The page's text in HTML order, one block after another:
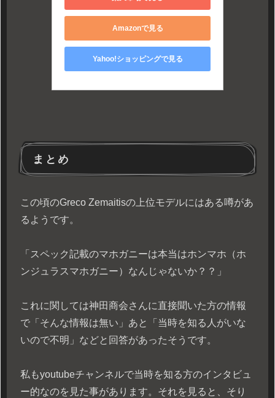
Amazonで見る
Yahoo!ショッピングで見る
まとめ
この頃のGreco Zemaitisの上位モデルにはある噂があ
るようです。
「スペック記載のマホガニーは本当はホンマホ（ホ
ンジュラスマホガニー）なんじゃないか？？」
これに関しては神田商会さんに直接聞いた方の情報
で「そんな情報は無い」あと「当時を知る人がいな
いので不明」などと回答があったそうです。
私もyoutubeチャンネルで当時を知る方のインタビュ
ー的なのを見た事があります。それを見ると、そり